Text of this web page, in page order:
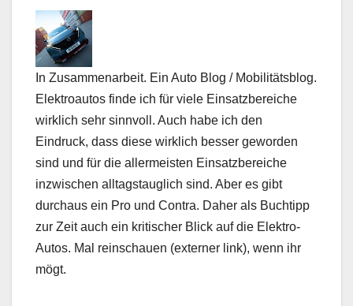
In Zusammenarbeit. Ein Auto Blog / Mobilitätsblog.
Elektroautos finde ich für viele Einsatzbereiche
wirklich sehr sinnvoll. Auch habe ich den
Eindruck, dass diese wirklich besser geworden
sind und für die allermeisten Einsatzbereiche
inzwischen alltagstauglich sind. Aber es gibt
durchaus ein Pro und Contra. Daher als Buchtipp
zur Zeit auch ein kritischer Blick auf die Elektro-
Autos. Mal reinschauen (externer link), wenn ihr
mögt.